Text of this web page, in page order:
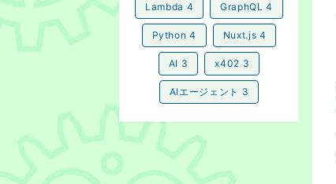
Lambda 4 GraphQL 4
Python 4 Nuxt.js 4
AI 3 x402 3
AIエージェント 3